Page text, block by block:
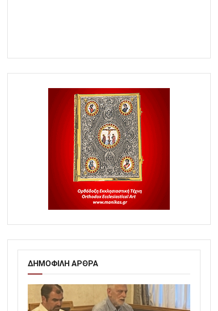
ΔΗΜΟΦΙΛΗ ΑΡΘΡΑ